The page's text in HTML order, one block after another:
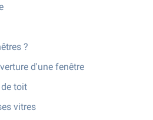
?
d'une fenêtre
toit
vitres